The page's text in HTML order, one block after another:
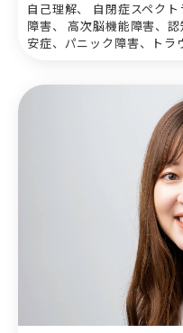
自己理解、 自閉症スペク
障害、 高次脳機能障害、
安症、パニック障害、トラ